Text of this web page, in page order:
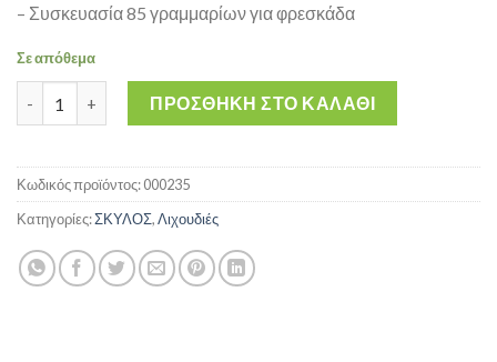
– Συσκευασία 85 γραμμαρίων για φρεσκάδα
Σε απόθεμα
Λιχουδιές Σκύλου - Akinu Bites & Fun Chicken Bits 85gr
ΠΡΟΣΘΉΚΗ ΣΤΟ ΚΑΛΆΘΙ
Κωδικός προϊόντος:000235
Κατηγορίες:ΣΚΥΛΟΣ,Λιχουδιές